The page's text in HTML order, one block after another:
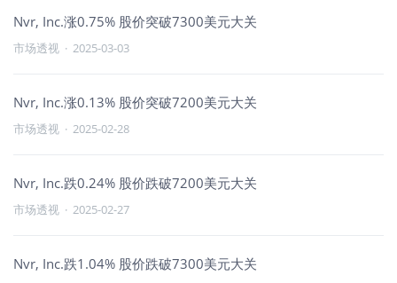
Nvr, Inc.涨0.75% 股价突破7300美元大关
市场透视 · 2025-03-03
Nvr, Inc.涨0.13% 股价突破7200美元大关
市场透视 · 2025-02-28
Nvr, Inc.跌0.24% 股价跌破7200美元大关
市场透视 · 2025-02-27
Nvr, Inc.跌1.04% 股价跌破7300美元大关